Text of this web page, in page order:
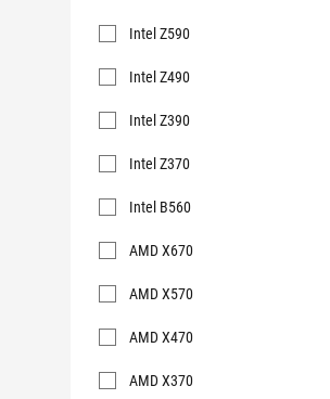
Intel Z590
Intel Z490
Intel Z390
Intel Z370
Intel B560
AMD X670
AMD X570
AMD X470
AMD X370